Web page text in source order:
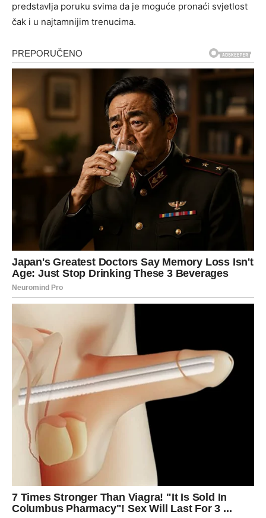
predstavlja poruku svima da je moguće pronaći svjetlost
čak i u najtamnijim trenucima.